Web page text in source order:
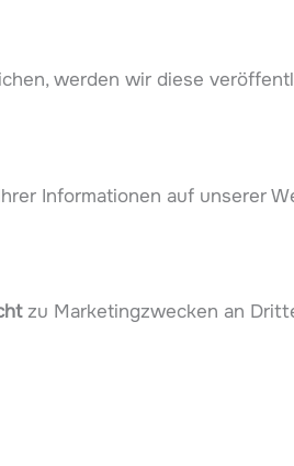
werden wir diese
Informationen auf unserer
zu Marketingzwecken an